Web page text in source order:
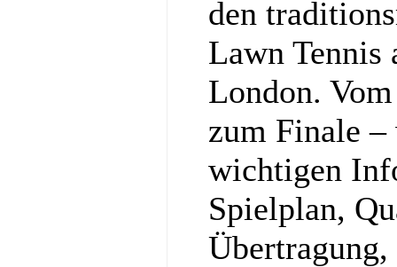
den
Lawn Tennis
London.
zum Finale
wichtigen
Spielplan,